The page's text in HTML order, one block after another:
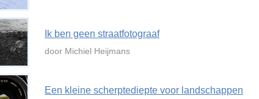
Ik ben geen straatfotograaf
door Michiel Heijmans
Een kleine scherptediepte voor landschappen